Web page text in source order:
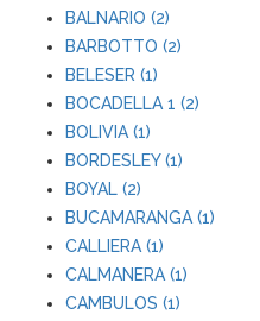
BALNARIO (2)
BARBOTTO (2)
BELESER (1)
BOCADELLA 1 (2)
BOLIVIA (1)
BORDESLEY (1)
BOYAL (2)
BUCAMARANGA (1)
CALLIERA (1)
CALMANERA (1)
CAMBULOS (1)